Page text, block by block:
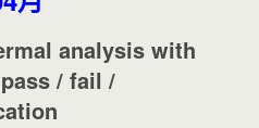
analysis with
/ fail /